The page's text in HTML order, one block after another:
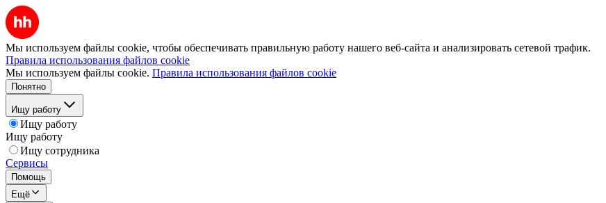
Мы используем файлы cookie, чтобы обеспечивать правильную работу нашего веб-сайта и анализировать сетевой трафик.
Правила использования файлов cookie
Мы используем файлы cookie. Правила использования файлов cookie
Понятно
Ищу работу
Ищу работу
Ищу работу
Ищу сотрудника
Сервисы
Помощь
Ещё